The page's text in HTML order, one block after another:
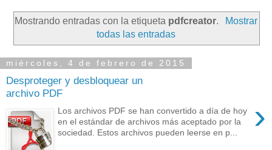
Mostrando entradas con la etiqueta pdfcreator.
Mostrar
todas las entradas
miércoles, 4 de febrero de 2015
Desproteger y desbloquear un
archivo PDF
›
Los archivos PDF se han convertido a día de hoy
en el estándar de archivos más aceptado por la
sociedad. Estos archivos pueden leerse en p...